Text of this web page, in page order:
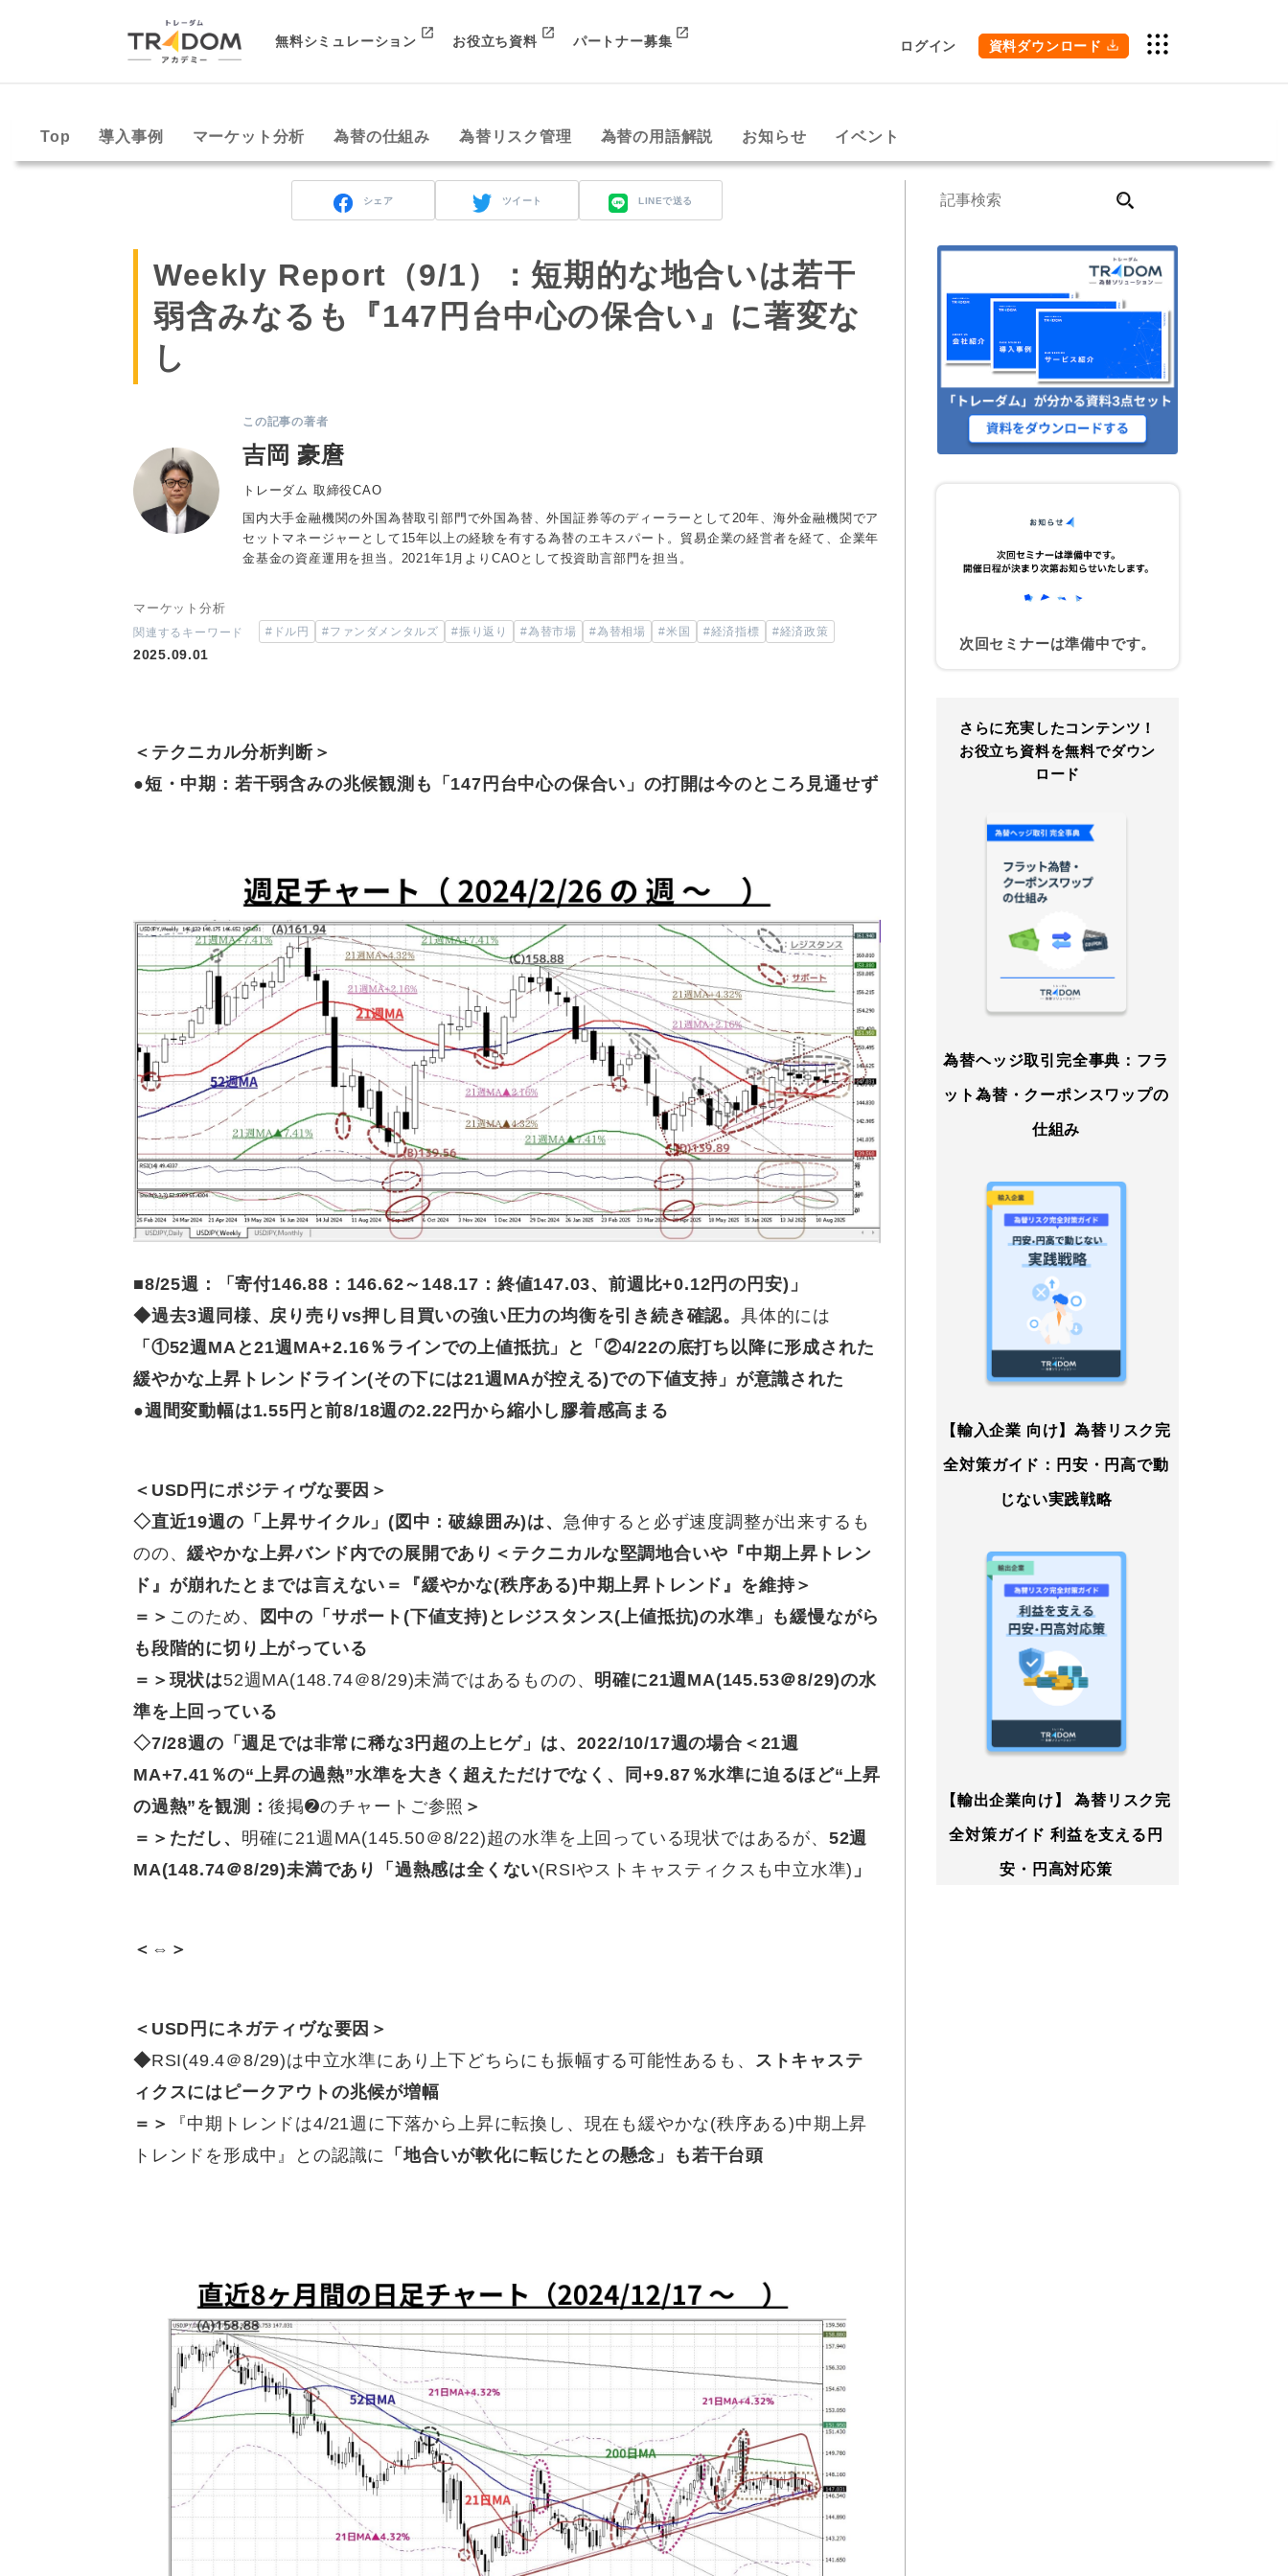
無料シミュレーション お役立ち資料 パートナー募集 ログイン 資料ダウンロード
Top 導入事例 マーケット分析 為替の仕組み 為替リスク管理 為替の用語解説 お知らせ イベント
シェア ツイート LINEで送る
Weekly Report（9/1）：短期的な地合いは若干
弱含みなるも『147円台中心の保合い』に著変な
し
この記事の著者
吉岡 豪麿
トレーダム 取締役CAO
国内大手金融機関の外国為替取引部門で外国為替、外国証券等のディーラーとして20年、海外金融機関でア
セットマネージャーとして15年以上の経験を有する為替のエキスパート。貿易企業の経営者を経て、企業年
金基金の資産運用を担当。2021年1月よりCAOとして投資助言部門を担当。
マーケット分析
関連するキーワード #ドル円 #ファンダメンタルズ #振り返り #為替市場 #為替相場 #米国 #経済指標 #経済政策
2025.09.01
＜テクニカル分析判断＞
●短・中期：若干弱含みの兆候観測も「147円台中心の保合い」の打開は今のところ見通せず
■8/25週：「寄付146.88 ： 146.62～148.17 ：終値147.03、前週比+0.12円の 円安) 」
◆過去3週同様、 戻り売りvs押し目買いの強い圧力の均衡を引き続き確認。具体的には
「①52週MAと21週MA+2.16％ラインでの上値抵抗」と「②4/22の底打ち以降に形成された
緩やかな上昇トレンドライン(その下には21週MAが控える)での下値支持」が意識された
●週間変動幅は1.55円と前8/18週の2.22円から縮小し膠着感高まる
＜USD円にポジティヴな要因＞
◇直近19週の「上昇サイクル」(図中：破線囲み)は、 急伸すると必ず速度調整が出来するも
のの、緩やかな上昇バンド内での展開であり＜テクニカルな堅調地合いや『中期上昇トレン
ド』が崩れたとまでは言えない＝『緩やかな(秩序ある)中期上昇トレンド』を維持＞
＝＞ このため、
図中の「サポート(下値支持)とレジスタンス(上値抵抗)の水準」も緩慢ながら
も段階的に切り上がっている
＝＞現状は52週MA(148.74＠8/29)未満ではあるものの、 明確に21週MA(145.53＠8/29)の水
準を上回っている
◇7/28週の 「週足では非常に稀な3円超の上ヒゲ」は、2022/10/17週の場合＜21週
MA+7.41％の“上昇の過熱”水準を大きく超えただけでなく、同+9.87％水準に迫るほど“上昇
の過熱”を観測：後掲➋のチャートご参照 ＞
＝＞ただし、 明確に21週MA(145.50＠8/22)超の水準を上回っている現状ではあるが、 52週
MA(148.74＠8/29)未満であり「過熱感は全くない(RSIやストキャスティクスも中立水準) 」
＜⇔＞
＜USD円にネガティヴな要因＞
◆RSI(49.4＠8/29)は中立水準にあり上下どちらにも振幅する可能性あるも、
ストキャステ
ィクスにはピークアウトの兆候が増幅
＝＞
『中期トレンドは4/21週に下落から上昇に転換し、現在も緩やかな(秩序ある)中期上昇
トレンドを形成中』との認識に
「地合いが軟化に転じたとの懸念」も若干台頭
検
次回セミナーは準備中です。
さらに充実したコンテンツ！
お役立ち資料を無料でダウン
ロード
為替ヘッジ取引完全事典：フラ
ット為替・クーポンスワップの
仕組み
【輸入企業 向け】為替リスク完
全対策ガイド：円安・円高で動
じない実践戦略
【輸出企業向け】 為替リスク完
全対策ガイド 利益を支える円
安・円高対応策